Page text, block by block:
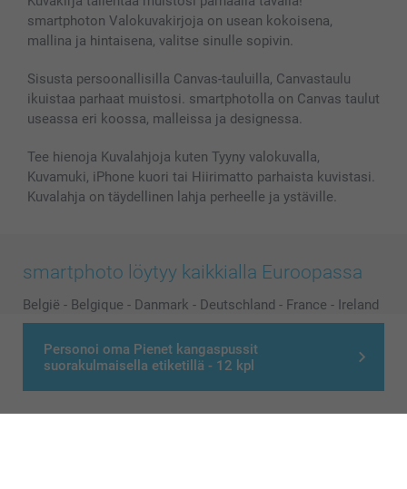
Personoi oma Pienet kangaspussit
suorakulmaisella etiketillä - 12 kpl
smartphoton Valokuvakirjoja on usean kokoisena,
mallina ja hintaisena, valitse sinulle sopivin.
Sisusta persoonallisilla Canvas-tauluilla, Canvastaulu
ikuistaa parhaat muistosi. smartphotolla on Canvas taulut
useassa eri koossa, malleissa ja designessa.
Tee hienoja Kuvalahjoja kuten Tyyny valokuvalla,
Kuvamuki, iPhone kuori tai Hiirimatto parhaista kuvistasi.
Kuvalahja on täydellinen lahja perheelle ja ystäville.
smartphoto löytyy kaikkialla Euroopassa
België - Belgique - Danmark - Deutschland - France - Ireland
- Nederland - Norge - Österreich - Schweiz - Suisse -
Switzerland - Suomi - Sverige - United Kingdom
Other Countries